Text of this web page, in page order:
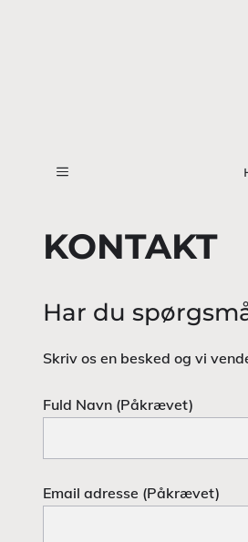
KONTAKT
Har du
Skriv os en besked og vi
Fuld Navn (Påkrævet)
Email adresse (Påkrævet)